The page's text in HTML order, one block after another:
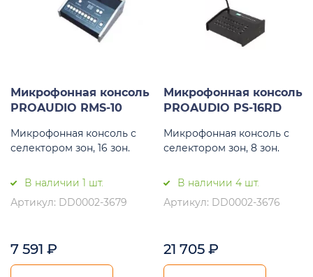
Микрофонная консоль
PROAUDIO RMS-10
Микрофонная консоль с
селектором зон, 16 зон.
В наличии 1 шт.
Артикул: DD0002-3679
7 591 ₽
Микрофонная консоль
PROAUDIO PS-16RD
Микрофонная консоль с
селектором зон, 8 зон.
В наличии 4 шт.
Артикул: DD0002-3676
21 705 ₽